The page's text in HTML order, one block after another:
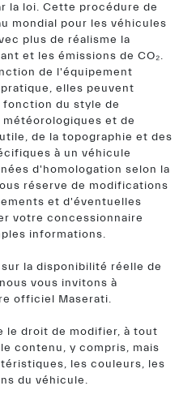
la loi. Cette procédure de
mondial pour les véhicules
plus de réalisme la
et les émissions de CO₂.
de l'équipement
elles peuvent
du style de
et de
de la topographie et des
à un véhicule
d'homologation selon la
réserve de modifications
et d'éventuelles
votre concessionnaire
informations.
la disponibilité réelle de
vous invitons à
officiel Maserati.
le droit de modifier, à tout
contenu, y compris, mais
les couleurs, les
du véhicule.